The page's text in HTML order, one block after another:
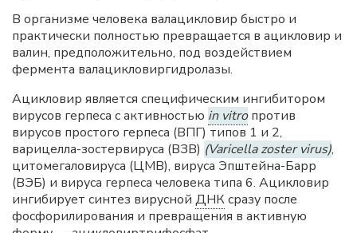
В организме человека валацикловир быстро и
практически полностью превращается в ацикловир и
валин, предположительно, под воздействием
фермента валацикловиргидролазы.
Ацикловир является специфическим ингибитором
вирусов герпеса с активностью in vitroпротив
вирусов простого герпеса (ВПГ) типов 1 и 2,
варицелла-зостервируса (ВЗВ) (Varicella zoster virus),
цитомегаловируса (ЦМВ), вируса Эпштейна-Барр
(ВЭБ) и вируса герпеса человека типа 6. Ацикловир
ингибирует синтез вирусной ДНКсразу после
фосфорилирования и превращения в активную